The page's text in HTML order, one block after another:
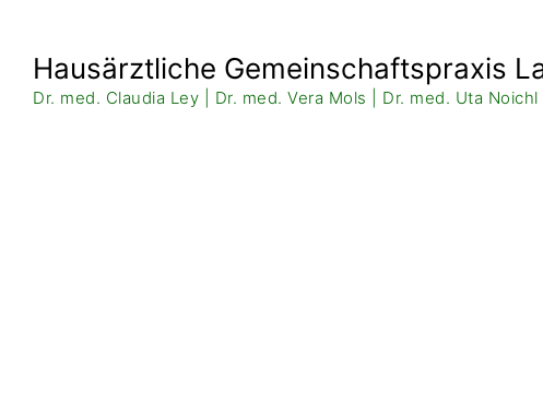
Hausärztliche Gemeinschaftspraxis
Dr. med. Claudia Ley | Dr. med. Vera Mols | Dr. med. Uta Noichl